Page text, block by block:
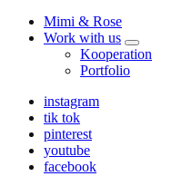
Mimi & Rose
Work with us
expand
child
Kooperation
Portfolio
instagram
tik tok
pinterest
youtube
facebook